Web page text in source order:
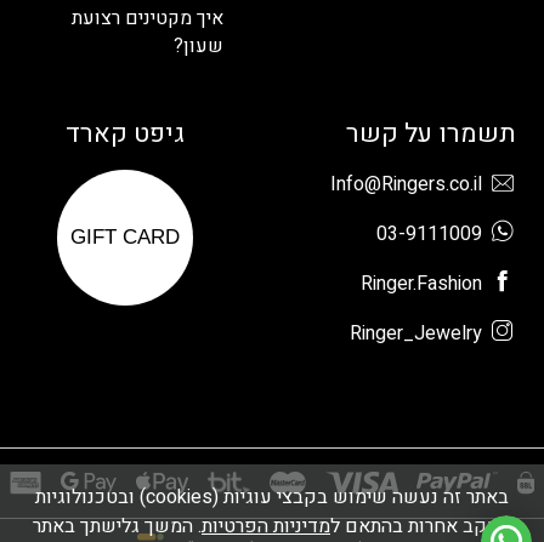
איך מקטינים רצועת
שעון?
תשמרו על קשר
Info@Ringers.co.il
03-9111009
Ringer.Fashion
Ringer_Jewelry
גיפט קארד
GIFT CARD
באתר זה נעשה שימוש בקבצי עוגיות (cookies) ובטכנולוגיות
מעקב אחרות בהתאם למדיניות הפרטיות. המשך גלישתך באתר